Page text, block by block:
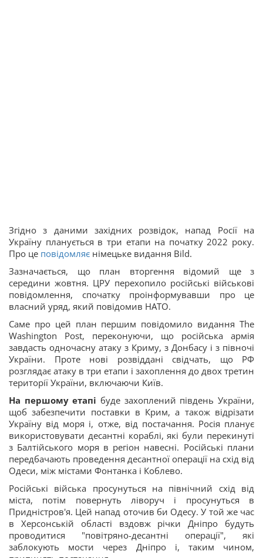
Згідно з даними західних розвідок, напад Росії на
Україну планується в три етапи на початку 2022 року.
Про це повідомляє німецьке видання Bild.
Зазначається, що план вторгення відомий ще з
середини жовтня. ЦРУ перехопило російські військові
повідомлення, спочатку проінформувавши про це
власний уряд, який повідомив НАТО.
Саме про цей план першим повідомило видання The
Washington Post, переконуючи, що російська армія
завдасть одночасну атаку з Криму, з Донбасу і з півночі
України. Проте нові розвіддані свідчать, що РФ
розглядає атаку в три етапи і захоплення до двох третин
території України, включаючи Київ.
На першому етапі буде захоплений південь України,
щоб забезпечити поставки в Крим, а також відрізати
Україну від моря і, отже, від постачання. Росія планує
використовувати десантні кораблі, які були перекинуті
з Балтійського моря в регіон навесні. Російські плани
передбачають проведення десантної операції на схід від
Одеси, між містами Фонтанка і Коблево.
Російські війська просунуться на північний схід від
міста, потім повернуть ліворуч і просунуться в
Придністров'я. Цей напад оточив би Одесу. У той же час
в Херсонській області вздовж річки Дніпро будуть
проводитися "повітряно-десантні операції", які
заблокують мости через Дніпро і, таким чином,